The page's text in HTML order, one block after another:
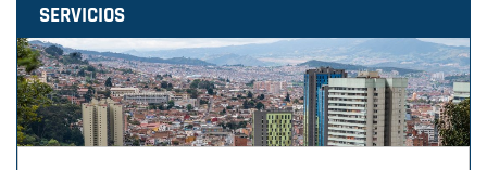
SERVICIOS